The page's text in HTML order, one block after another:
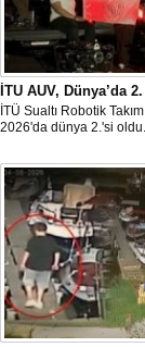
İTU AUV, Dünya’da
İTÜ Sualtı Robotik
2026'da dünya 2.'si oldu.